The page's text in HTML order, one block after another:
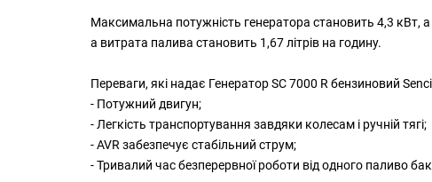
Максимальна потужність генератора становить 4,3 кВт,
а витрата палива становить 1,67 літрів на годину.
Переваги, які надає Генератор SC 7000 R бензиновий
- Потужний двигун;
- Легкість транспортування завдяки колесам і ручній тягі;
- AVR забезпечує стабільний струм;
- Тривалий час безперервної роботи від одного паливо